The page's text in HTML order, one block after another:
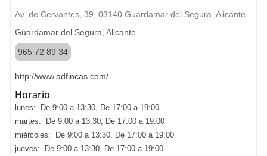
Av. de Cervantes, 39, 03140 Guardamar del Segura, Alicante
Guardamar del Segura, Alicante
965 72 89 34
http://www.adfincas.com/
Horario
lunes: De 9:00 a 13:30, De 17:00 a 19:00
martes: De 9:00 a 13:30, De 17:00 a 19:00
miércoles: De 9:00 a 13:30, De 17:00 a 19:00
jueves: De 9:00 a 13:30, De 17:00 a 19:00